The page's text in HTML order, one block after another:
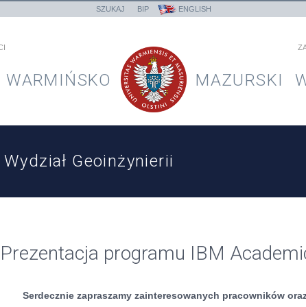
SZUKAJ BIP ENGLISH
WARMIŃSKO MAZURSKI
Wydział Geoinżynierii
Prezentacja programu IBM
Serdecznie zapraszamy zainteresowanych pracowników